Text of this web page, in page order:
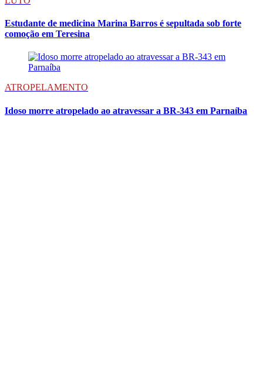
Estudante de medicina Marina Barros é sepultada sob forte
comoção em Teresina
ATROPELAMENTO
Idoso morre atropelado ao atravessar a BR-343 em Parnaíba